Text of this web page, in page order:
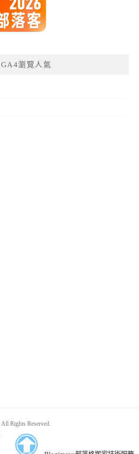
GA4瀏覽人氣
Rights Reserved.